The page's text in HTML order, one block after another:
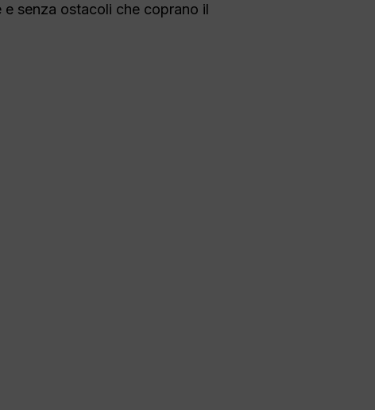
senza ostacoli che coprano il